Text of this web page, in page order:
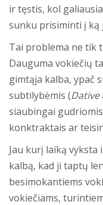
ir tęstis, kol
sunku prisiminti į ką
Tai problema ne tik
Dauguma vokiečių
gimtąja kalba, ypač
subtilybėmis (Dative
siaubingai gudriomis
konktraktais ar
Jau kurį laiką
kalbą, kad ji taptų
besimokantiems
vokiečiams,